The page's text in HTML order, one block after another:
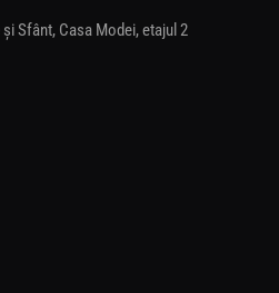
Sfânt, Casa Modei, etajul 2